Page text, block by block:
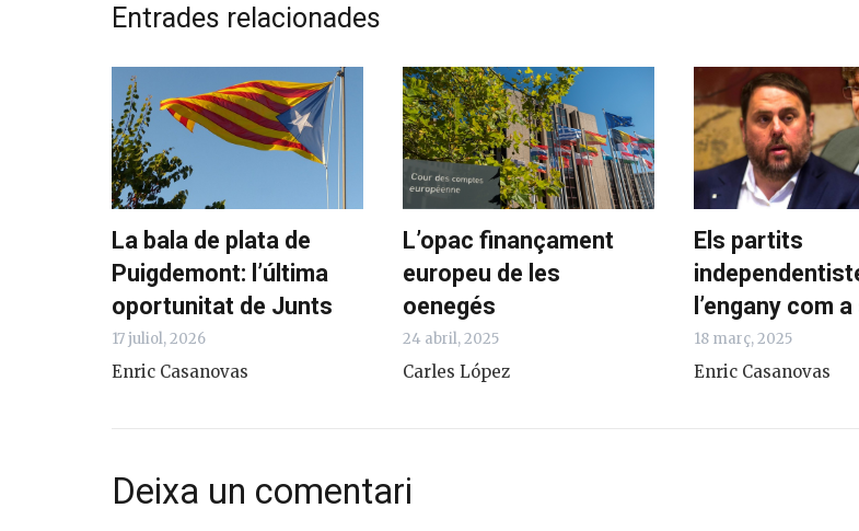
Entrades relacionades
La bala de plata de
Puigdemont: l’última
oportunitat de Junts
17 juliol, 2026
Enric Casanovas
L’opac finançament
europeu de les
oenegés
24 abril, 2025
Carles López
Els partits
l’engany com
18 març, 2025
Enric Casanovas
Deixa un comentari